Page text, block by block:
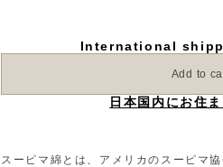
International
Add to
日本国内にお住
スーピマ綿とは、アメリカのスーピマ